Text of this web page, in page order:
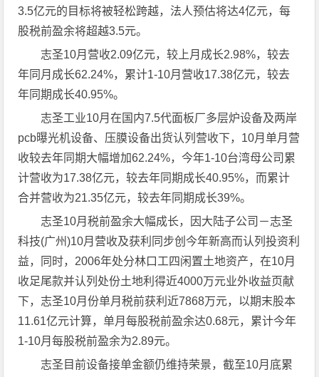
3.5亿元的目标将被轻松跨越，法人预估将达4亿元，每
股税前盈余将超越3.5元。
志圣10月营收2.09亿元，较上月成长2.98%，较去
年同月成长62.24%，累计1-10月营收17.38亿元，较去
年同期成长40.95%。
志圣工业10月在国内7.5代面板厂多层炉设备及两岸
pcb曝光机设备、压膜设备出货认列营收下，10月单月营
收较去年同期大幅增加62.24%，今年1-10台湾母公司累
计营收为17.38亿元，较去年同期成长40.95%，而累计
合并营收为21.35亿元，较去年同期成长39%。
志圣10月税前盈余大幅成长，因大陆子公司－志圣
科技(广州)10月营收及获利同步创今年新高而认列投资利
益，同时，2006年处分林口工四闲置土地资产，在10月
收足尾款并认列处份土地利得近4000万元业外收益页献
下，志圣10月份单月税前获利近7868万元，以期末股本
11.61亿元计算，单月每股税前盈余达0.68元，累计今年
1-10月每股税前盈余为2.89元。
志圣目前设备接单金额仍维持荣景，截至10月底累